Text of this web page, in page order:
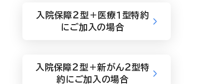
入院保障２型＋医療１型特約
にご加入の場合
入院保障２型＋新がん２型特
約にご加入の場合